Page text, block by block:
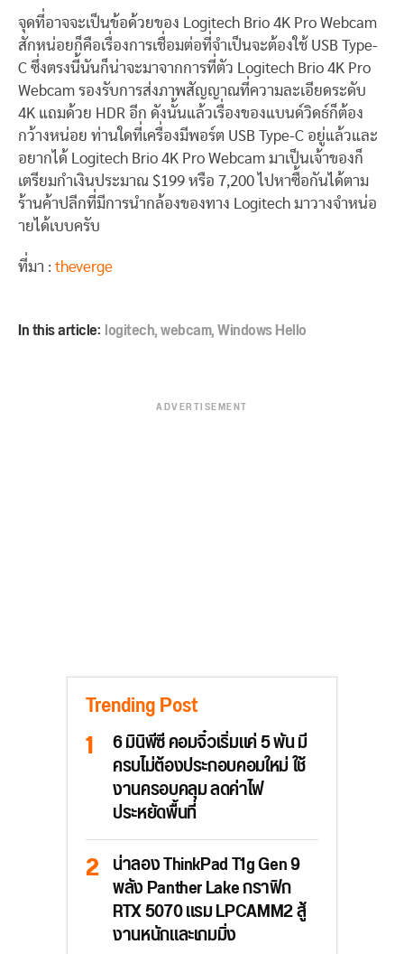
จุดที่อาจจะเป็นข้อด้วยของ Logitech Brio 4K Pro Webcam
สักหน่อยก็คือเรื่องการเชื่อมต่อที่จำเป็นจะต้องใช้ USB Type-
C ซึ่งตรงนี้นันก็น่าจะมาจากการที่ตัว Logitech Brio 4K Pro
Webcam รองรับการส่งภาพสัญญาณที่ความละเอียดระดับ
4K แถมด้วย HDR อีก ดังนั้นแล้วเรื่องของแบนด์วิดธ์ก็ต้อง
กว้างหน่อย ท่านใดที่เครื่องมีพอร์ต USB Type-C อยู่แล้วและ
อยากได้ Logitech Brio 4K Pro Webcam มาเป็นเจ้าของก็
เตรียมกำเงินประมาณ $199 หรือ 7,200 ไปหาซื้อกันได้ตาม
ร้านค้าปลีกที่มีการนำกล้องของทาง Logitech มาวางจำหน่อ
ายได้เบบครับ
ที่มา : theverge
In this article:logitech,webcam,Windows Hello
ADVERTISEMENT
Trending Post
6 มินิพีซี คอมจิ๋วเริ่มแค่ 5 พัน มี
ครบไม่ต้องประกอบคอมใหม่ ใช้
งานครอบคลุม ลดค่าไฟ
ประหยัดพื้นที่
น่าลอง ThinkPad T1g Gen 9
พลัง Panther Lake กราฟิก
RTX 5070 แรม LPCAMM2 สู้
งานหนักและเกมมิ่ง